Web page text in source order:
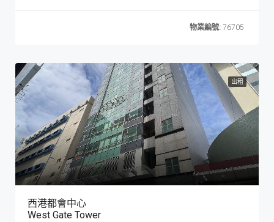
物業編號: 76705
出租
西港都會中心
West Gate Tower